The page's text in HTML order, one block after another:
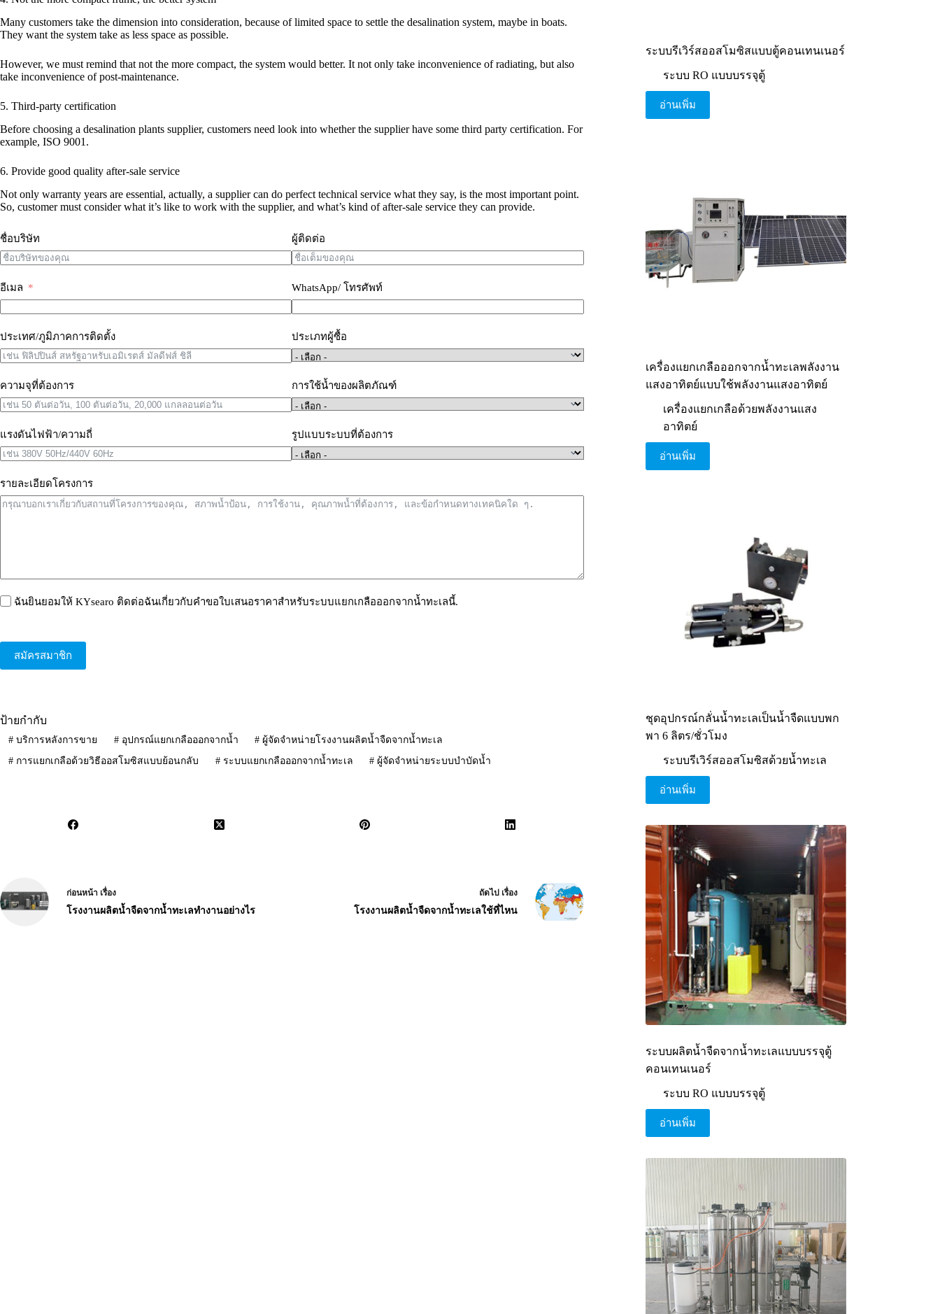
Many customers take the dimension into consideration, because of limited space to settle the desalination system, maybe in boats.
They want the system take as less space as possible.
However, we must remind that not the more compact, the system would better. It not only take inconvenience of radiating, but also
take inconvenience of post-maintenance.
5. Third-party certification
Before choosing a desalination plants supplier, customers need look into whether the supplier have some third party certification. For
example, ISO 9001.
6. Provide good quality after-sale service
Not only warranty years are essential, actually, a supplier can do perfect technical service what they say, is the most important point.
So, customer must consider what it’s like to work with the supplier, and what’s kind of after-sale service they can provide.
ชื่อบริษัท ผู้ติดต่อ
อีเมล WhatsApp/ โทรศัพท์
ประเทศ/ภูมิภาคการติดตั้ง ประเภทผู้ซื้อ
ความจุที่ต้องการ การใช้น้ำของผลิตภัณฑ์
แรงดันไฟฟ้า/ความถี่ รูปแบบระบบที่ต้องการ
รายละเอียดโครงการ
ฉันยินยอมให้ KYsearo ติดต่อฉันเกี่ยวกับคำขอใบเสนอราคาสำหรับระบบแยกเกลือออกจากน้ำทะเลนี้.
สมัครสมาชิก
ป้ายกำกับ
#บริการหลังการขาย #อุปกรณ์แยกเกลือออกจากน้ำ # ผู้จัดจำหน่ายโรงงานผลิตน้ำจืดจากน้ำทะเล
#การแยกเกลือด้วยวิธีออสโมซิสแบบย้อนกลับ #ระบบแยกเกลือออกจากน้ำทะเล # ผู้จัดจำหน่ายระบบบำบัดน้ำ
ก่อนหน้า เรื่อง
โรงงานผลิตน้ำจืดจากน้ำทะเลทำงานอย่างไร
ถัดไป เรื่อง
โรงงานผลิตน้ำจืดจากน้ำทะเลใช้ที่ไหน
ระบบรีเวิร์สออสโมซิสแบบตู้คอนเทนเนอร์
ระบบ RO แบบบรรจุตู้
อ่านเพิ่ม
เครื่องแยกเกลือออกจากน้ำทะเลพลังงาน
แสงอาทิตย์แบบใช้พลังงานแสงอาทิตย์
เครื่องแยกเกลือด้วยพลังงานแสง
อาทิตย์
อ่านเพิ่ม
ชุดอุปกรณ์กลั่นน้ำทะเลเป็นน้ำจืดแบบพก
พา 6 ลิตร/ชั่วโมง
ระบบรีเวิร์สออสโมซิสด้วยน้ำทะเล
อ่านเพิ่ม
ระบบผลิตน้ำจืดจากน้ำทะเลแบบบรรจุตู้
คอนเทนเนอร์
ระบบ RO แบบบรรจุตู้
อ่านเพิ่ม